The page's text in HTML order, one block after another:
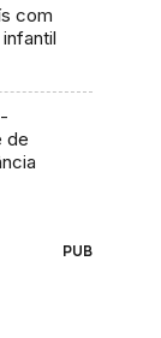
com
de
PUB